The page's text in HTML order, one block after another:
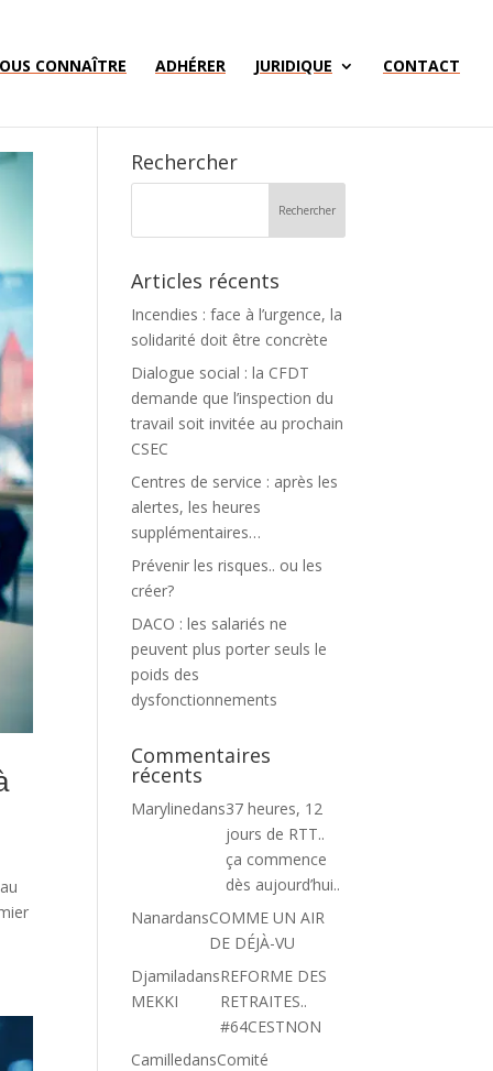
CONNAÎTRE ADHÉRER JURIDIQUE CONTACT
Rechercher
Articles récents
Incendies : face à l’urgence, la
solidarité doit être concrète
Dialogue social : la CFDT
demande que l’inspection du
travail soit invitée au prochain
CSEC
Centres de service : après les
alertes, les heures
supplémentaires…
Prévenir les risques.. ou les
créer?
DACO : les salariés ne
peuvent plus porter seuls le
poids des
dysfonctionnements
Commentaires
récents
Marylinedans37 heures, 12
jours de RTT..
ça commence
dès aujourd’hui..
NanardansCOMME UN AIR
DE DÉJÀ-VU
Djamila
MEKKI
dansREFORME DES
RETRAITES..
#64CESTNON
CamilledansComité